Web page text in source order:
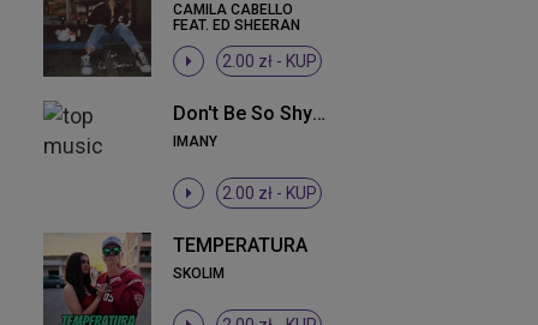
CAMILA CABELLO
FEAT. ED SHEERAN
2.00 zł - KUP
Don't Be So Shy (Filatov & Karas Remix) (Filatov & Karas Remix)
IMANY
2.00 zł - KUP
TEMPERATURA
SKOLIM